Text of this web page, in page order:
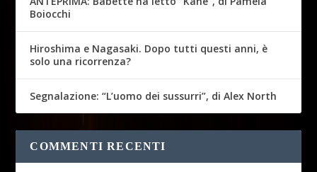
Boiocchi
Hiroshima e Nagasaki. Dopo tutti questi anni, è
solo una ricorrenza?
Segnalazione: “L’uomo dei sussurri”, di Alex North
COMMENTI RECENTI